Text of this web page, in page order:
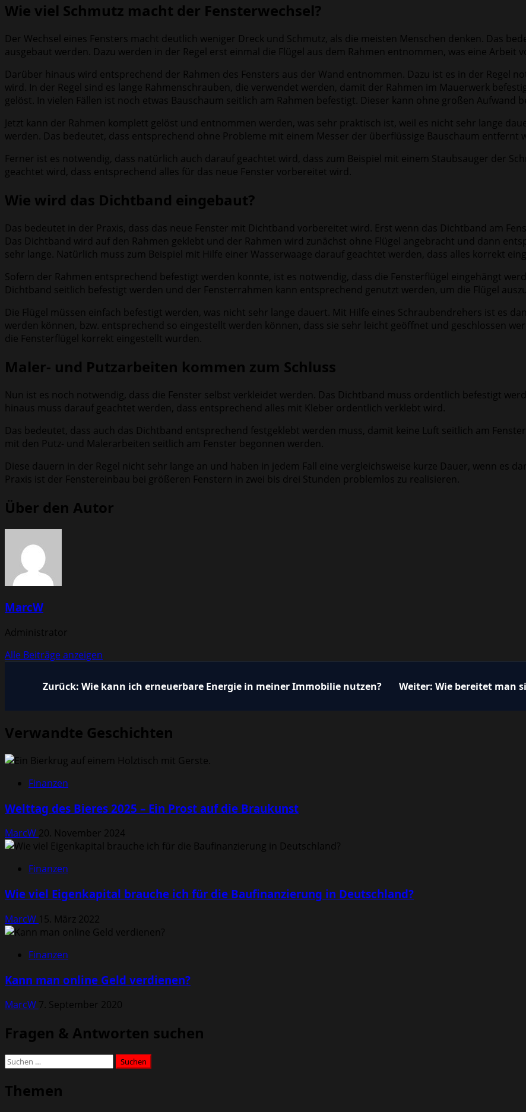
Wie viel Schmutz macht der Fensterwechsel?
Der Wechsel eines Fensters macht deutlich weniger Dreck und Schmutz, als die meisten Menschen denken. Das
ausgebaut werden. Dazu werden in der Regel erst einmal die Flügel aus dem Rahmen entnommen, was eine Arbeit
Darüber hinaus wird entsprechend der Rahmen des Fensters aus der Wand entnommen. Dazu ist es in der Regel
wird. In der Regel sind es lange Rahmenschrauben, die verwendet werden, damit der Rahmen im Mauerwerk
gelöst. In vielen Fällen ist noch etwas Bauschaum seitlich am Rahmen befestigt. Dieser kann ohne großen Aufwand
Jetzt kann der Rahmen komplett gelöst und entnommen werden, was sehr praktisch ist, weil es nicht sehr lange
werden. Das bedeutet, dass entsprechend ohne Probleme mit einem Messer der überflüssige Bauschaum entfernt
Ferner ist es notwendig, dass natürlich auch darauf geachtet wird, dass zum Beispiel mit einem Staubsauger der
geachtet wird, dass entsprechend alles für das neue Fenster vorbereitet wird.
Wie wird das Dichtband eingebaut?
Das bedeutet in der Praxis, dass das neue Fenster mit Dichtband vorbereitet wird. Erst wenn das Dichtband am
Das Dichtband wird auf den Rahmen geklebt und der Rahmen wird zunächst ohne Flügel angebracht und dann
sehr lange. Natürlich muss zum Beispiel mit Hilfe einer Wasserwaage darauf geachtet werden, dass alles korrekt
Sofern der Rahmen entsprechend befestigt werden konnte, ist es notwendig, dass die Fensterflügel eingehängt
Dichtband seitlich befestigt werden und der Fensterrahmen kann entsprechend genutzt werden, um die Flügel
Die Flügel müssen einfach befestigt werden, was nicht sehr lange dauert. Mit Hilfe eines Schraubendrehers ist es
werden können, bzw. entsprechend so eingestellt werden können, dass sie sehr leicht geöffnet und geschlossen
die Fensterflügel korrekt eingestellt wurden.
Maler- und Putzarbeiten kommen zum Schluss
Nun ist es noch notwendig, dass die Fenster selbst verkleidet werden. Das Dichtband muss ordentlich befestigt
hinaus muss darauf geachtet werden, dass entsprechend alles mit Kleber ordentlich verklebt wird.
Das bedeutet, dass auch das Dichtband entsprechend festgeklebt werden muss, damit keine Luft seitlich am
mit den Putz- und Malerarbeiten seitlich am Fenster begonnen werden.
Diese dauern in der Regel nicht sehr lange an und haben in jedem Fall eine vergleichsweise kurze Dauer, wenn es
Praxis ist der Fenstereinbau bei größeren Fenstern in zwei bis drei Stunden problemlos zu realisieren.
Über den Autor
MarcW
Administrator
Alle Beiträge anzeigen
Beitragsnavigation
Zurück: Wie kann ich erneuerbare Energie in meiner Immobilie nutzen? Weiter: Wie bereitet man
Verwandte Geschichten
Finanzen
Welttag des Bieres 2025 – Ein Prost auf die Braukunst
MarcW 20. November 2024
Finanzen
Wie viel Eigenkapital brauche ich für die Baufinanzierung in Deutschland?
MarcW 15. März 2022
Finanzen
Kann man online Geld verdienen?
MarcW 7. September 2020
Fragen & Antworten suchen
Suchen
Themen